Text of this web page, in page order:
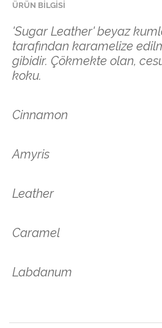
ÜRÜN BILGISI
'Sugar Leather' beyaz
tarafından karamelize
gibidir. Çökmekte olan,
koku.
Cinnamon
Amyris
Leather
Caramel
Labdanum